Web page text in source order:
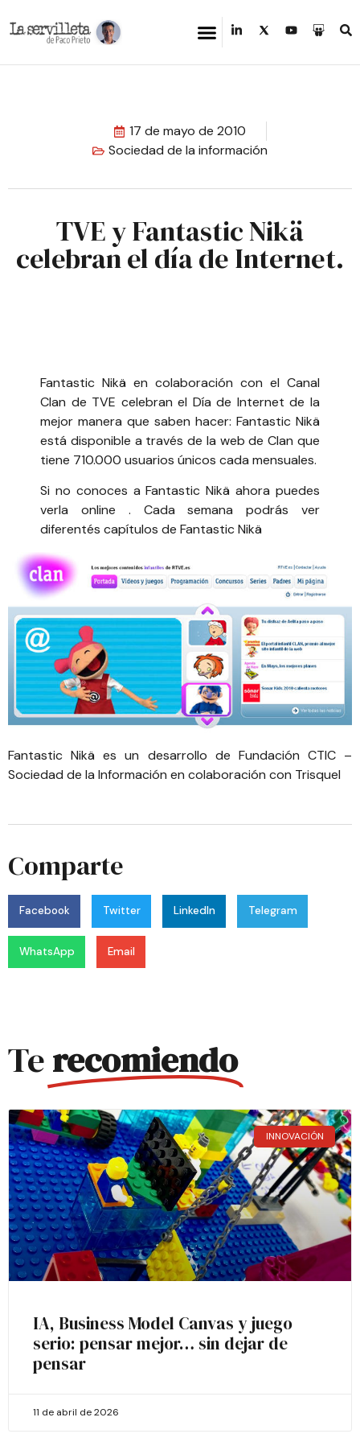
17 de mayo de 2010
Sociedad de la información
TVE y Fantastic Nikä
celebran el día de Internet.
Fantastic Nikä en colaboración con el Canal
Clan de TVE celebran el Día de Internet de la
mejor manera que saben hacer: Fantastic Nikä
está disponible a través de la web de Clan que
tiene 710.000 usuarios únicos cada mensuales.
Si no conoces aFantastic Nikä ahora puedes
verla online . Cada semana podrás ver
diferentés capítulos de Fantastic Nikä
Fantastic Nikä es un desarrollo de Fundación CTIC –
Sociedad de la Información en colaboración con Trisquel
Comparte
Facebook Twitter LinkedIn Telegram
WhatsApp Email
Terecomiendo
INNOVACIÓN
IA, Business Model Canvas y juego
serio: pensar mejor… sin dejar de
pensar
11 de abril de 2026